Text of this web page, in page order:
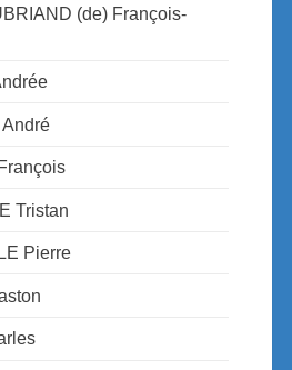
(de) François-
Tristan
Pierre